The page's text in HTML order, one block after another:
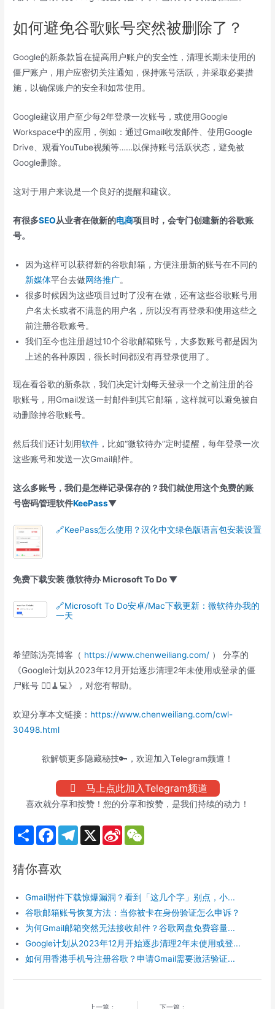
如何避免谷歌账号突然被删除了？
Google的新条款旨在提高用户账户的安全性，清理长期未使用的
僵尸账户，用户应密切关注通知，保持账号活跃，并采取必要措
施，以确保账户的安全和如常使用。
Google建议用户至少每2年登录一次账号，或使用Google
Workspace中的应用，例如：通过Gmail收发邮件、使用Google
Drive、观看YouTube视频等……以保持账号活跃状态，避免被
Google删除。
这对于用户来说是一个良好的提醒和建议。
有很多SEO从业者在做新的电商项目时，会专门创建新的谷歌账
号。
因为这样可以获得新的谷歌邮箱，方便注册新的账号在不同的
新媒体平台去做网络推广。
很多时候因为这些项目过时了没有在做，还有这些谷歌账号用
户名太长或者不满意的用户名，所以没有再登录和使用这些之
前注册谷歌账号。
我们至今也注册超过10个谷歌邮箱账号，大多数账号都是因为
上述的各种原因，很长时间都没有再登录使用了。
现在看谷歌的新条款，我们决定计划每天登录一个之前注册的谷
歌账号，用Gmail发送一封邮件到其它邮箱，这样就可以避免被自
动删除掉谷歌账号。
然后我们还计划用软件 ，比如“微软待办”定时提醒，每年登录一次
这些账号和发送一次Gmail邮件。
这么多账号，我们是怎样记录保存的？我们就使用这个免费的账
号密码管理软件KeePass▼
🔗KeePass怎么使用？汉化中文绿色版语言包安装设置
免费下载安装 微软待办 Microsoft To Do ▼
🔗Microsoft To Do安卓/Mac下载更新：微软待办我的
一天
希望陈沩亮博客（ https://www.chenweiliang.com/ ） 分享的
《Google计划从2023年12月开始逐步清理2年未使用或登录的僵
尸账号 🧟‍♂️🧹💻》，对您有帮助。
欢迎分享本文链接： https://www.chenweiliang.com/cwl-
30498.html
欲解锁更多隐藏秘技🔑，欢迎加入Telegram频道！
马上点此加入Telegram频道
喜欢就分享和按赞！您的分享和按赞，是我们持续的动力！
S
h
e
F
b
k
T
m
X
S
b
o
猜你喜欢
Gmail附件下载惊爆漏洞？看到「这几个字」别点，小...
谷歌邮箱账号恢复方法：当你被卡在身份验证怎么申诉？
为何Gmail邮箱突然无法接收邮件？谷歌网盘免费容量...
Google计划从2023年12月开始逐步清理2年未使用或登...
如何用香港手机号注册谷歌？申请Gmail需要激活验证...
上一篇： 下一篇：